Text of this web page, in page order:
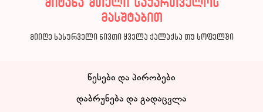
მიტანა მთელი საქართველოს
მასშტაბით
მიიღე სასურველი ნივთი ყველა ქალაქსა თუ სოფელში
წესები და პირობები
დაბრუნება და გადაცვლა